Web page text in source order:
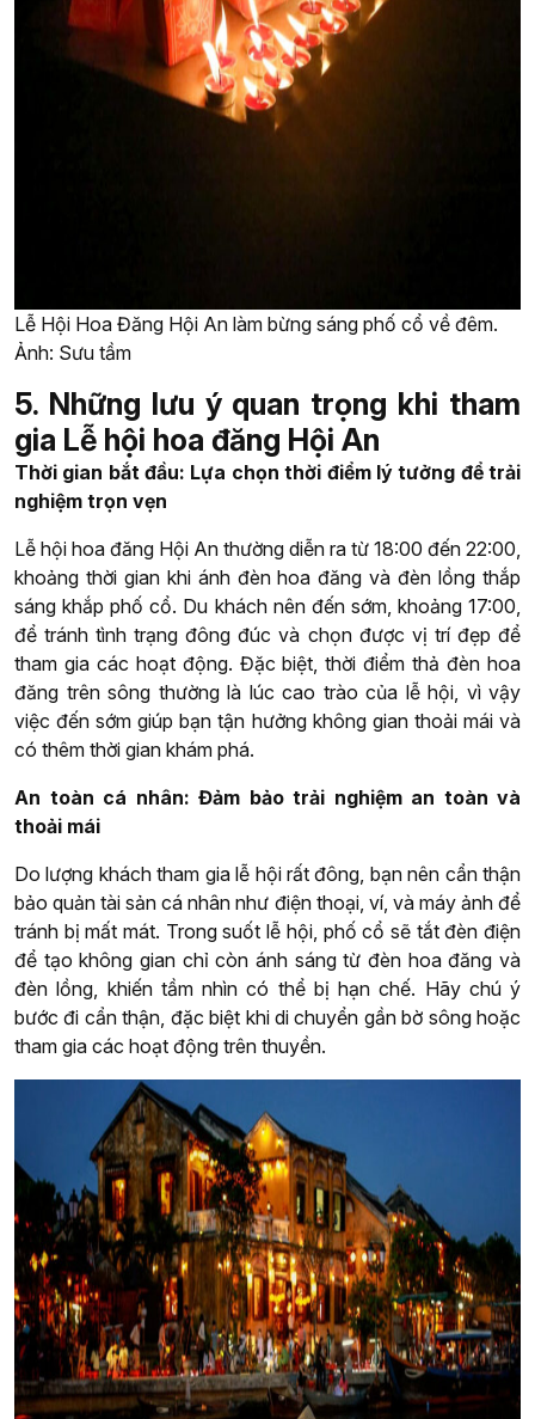
Lễ Hội Hoa Đăng Hội An làm bừng sáng phố cổ về đêm.
Ảnh: Sưu tầm
5. Những lưu ý quan trọng khi tham
gia Lễ hội hoa đăng Hội An
Thời gian bắt đầu: Lựa chọn thời điểm lý tưởng để trải
nghiệm trọn vẹn
Lễ hội hoa đăng Hội An thường diễn ra từ 18:00 đến 22:00,
khoảng thời gian khi ánh đèn hoa đăng và đèn lồng thắp
sáng khắp phố cổ. Du khách nên đến sớm, khoảng 17:00,
để tránh tình trạng đông đúc và chọn được vị trí đẹp để
tham gia các hoạt động. Đặc biệt, thời điểm thả đèn hoa
đăng trên sông thường là lúc cao trào của lễ hội, vì vậy
việc đến sớm giúp bạn tận hưởng không gian thoải mái và
có thêm thời gian khám phá.
An toàn cá nhân: Đảm bảo trải nghiệm an toàn và
thoải mái
Do lượng khách tham gia lễ hội rất đông, bạn nên cẩn thận
bảo quản tài sản cá nhân như điện thoại, ví, và máy ảnh để
tránh bị mất mát. Trong suốt lễ hội, phố cổ sẽ tắt đèn điện
để tạo không gian chỉ còn ánh sáng từ đèn hoa đăng và
đèn lồng, khiến tầm nhìn có thể bị hạn chế. Hãy chú ý
bước đi cẩn thận, đặc biệt khi di chuyển gần bờ sông hoặc
tham gia các hoạt động trên thuyền.